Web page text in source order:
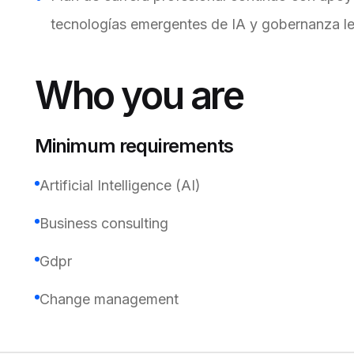
tecnologías emergentes de IA y gobernanza
Who you are
Minimum requirements
Artificial Intelligence (AI)
Business consulting
Gdpr
Change management